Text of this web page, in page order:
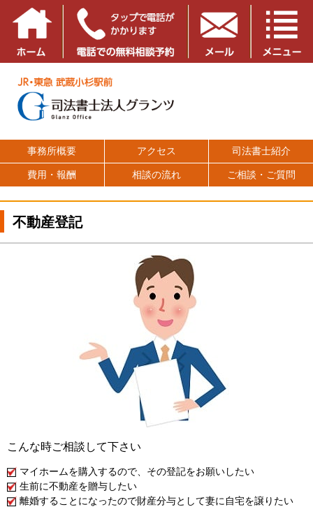
事務所概要 アクセス 司法書士紹介
費用・報酬 相談の流れ ご相談・ご質問
不動産登記
こんな時ご相談して下さい
マイホームを購入するので、その登記をお願いしたい
生前に不動産を贈与したい
離婚することになったので財産分与として妻に自宅を譲りたい